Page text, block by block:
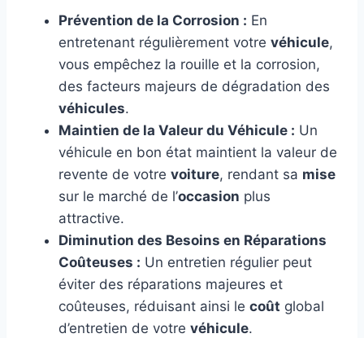
Prévention de la Corrosion : En
entretenant régulièrement votre véhicule,
vous empêchez la rouille et la corrosion,
des facteurs majeurs de dégradation des
véhicules.
Maintien de la Valeur du Véhicule : Un
véhicule en bon état maintient la valeur de
revente de votre voiture, rendant sa mise
sur le marché de l’occasion plus
attractive.
Diminution des Besoins en Réparations
Coûteuses : Un entretien régulier peut
éviter des réparations majeures et
coûteuses, réduisant ainsi le coût global
d’entretien de votre véhicule.